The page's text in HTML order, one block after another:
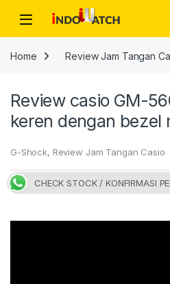
Open
Home Review Jam Tangan
Review casio GM-
keren dengan bezel
G-Shock, Review Jam Tangan Casio
CHECK STOCK / KONFIRMASI